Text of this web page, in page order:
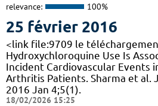
relevance: 100%
25 février 2016
<link file:9709 le
Hydroxychloroquine Use Is
Incident Cardiovascular Events
Arthritis Patients. Sharma et al.
2016 Jan 4;5(1).
18/02/2026 15:25